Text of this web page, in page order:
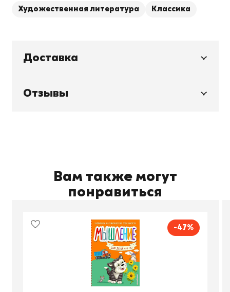
Художественная литература Классика
Доставка
Отзывы
Вам также могут
понравиться
-47%